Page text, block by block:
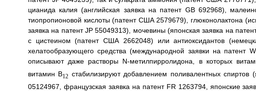
цианида калия (английская заявка на патент GB 692968),
тиопропионовой кислоты (патент США 2579679), глюконолактона
заявка на патент JP 55049313), мочевины (японская заявка на
с цистеином (патент США 2662048) или антиоксидантов
хелатообразующего средства (международной заявки на
описывают даже растворы N-метилпирролидона, в которых
витамин B12 стабилизируют добавлением поливалентных
05124967, французская заявка на патент FR 1263794, японские